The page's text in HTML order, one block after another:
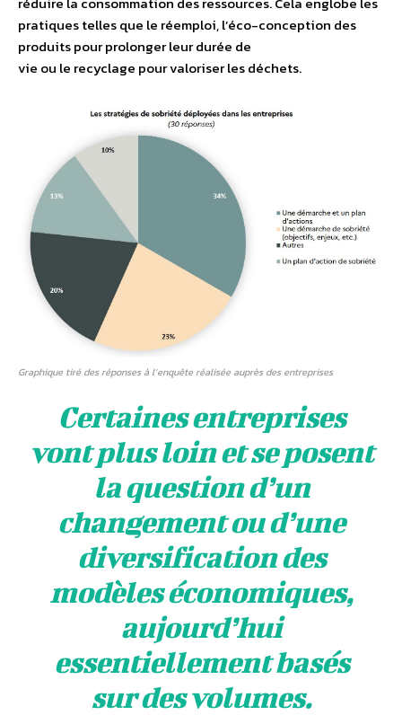
pratiques telles que le réemploi, l’éco-conception des
produits pour prolonger leur durée de
vie ou le recyclage pour valoriser les déchets.
Graphique tiré des réponses à l’enquête réalisée auprès des entreprises
Certaines entreprises
vont plus loin et se posent
la question d’un
changement ou d’une
diversification des
modèles économiques,
aujourd’hui
essentiellement basés
sur des volumes.